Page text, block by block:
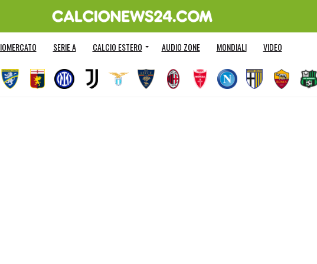
SERIE A CALCIO ESTERO AUDIO ZONE MONDIALI VIDEO